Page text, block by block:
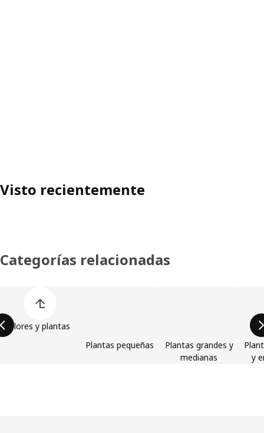
Visto recientemente
Categorías relacionadas
Flores y plantas
Plantas pequeñas
Plantas grandes y
medianas
y